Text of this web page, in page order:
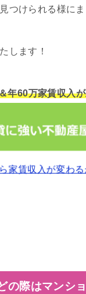
つけられる様にま
します！
年60万家賃収入
家賃収入が変わ
の際はマンシ